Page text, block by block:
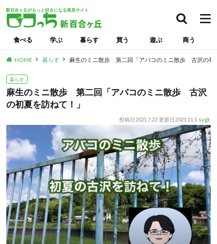
新百合ヶ丘がもっと好きになる発見サイト
食べる 学ぶ 暮らす 買う 遊ぶ 商う
HOME 暮らす 麻生のミニ散歩 第二回「アバコのミニ散歩 古沢の初
暮らす
麻生のミニ散歩 第二回「アバコのミニ散歩 古沢
の初夏を訪ねて！」
投稿日 2021.7.23 更新日 2021.11.1 sygk